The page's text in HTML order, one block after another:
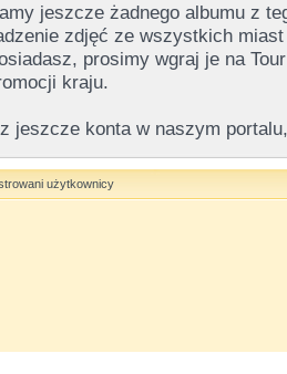
jeszcze żadnego albumu z
zdjęć ze wszystkich
prosimy wgraj je na
kraju.
jeszcze konta w naszym
użytkownicy